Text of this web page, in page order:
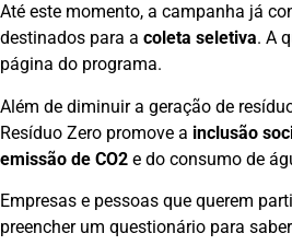
Até este momento, a campanha já
destinados para a coleta seletiva. A
página do programa.
Além de diminuir a geração de
Resíduo Zero promove a inclusão
emissão de CO2 e do consumo de
Empresas e pessoas que querem
preencher um questionário para